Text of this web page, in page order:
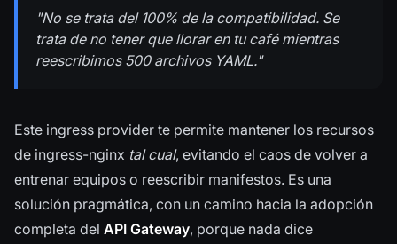
"No se trata del 100% de la compatibilidad. Se
trata de no tener que llorar en tu café mientras
reescribimos 500 archivos YAML."
Este ingress provider te permite mantener los recursos
de ingress-nginx tal cual, evitando el caos de volver a
entrenar equipos o reescribir manifestos. Es una
solución pragmática, con un camino hacia la adopción
completa del API Gateway, porque nada dice